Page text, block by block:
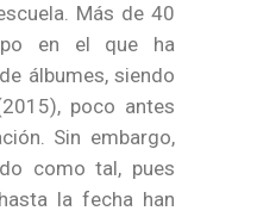
Más de 40
en el que ha
álbumes, siendo
poco antes
Sin embargo,
como tal, pues
la fecha han